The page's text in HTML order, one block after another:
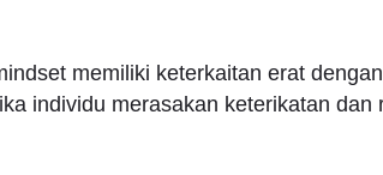
memiliki keterkaitan erat
individu merasakan keterikatan dan